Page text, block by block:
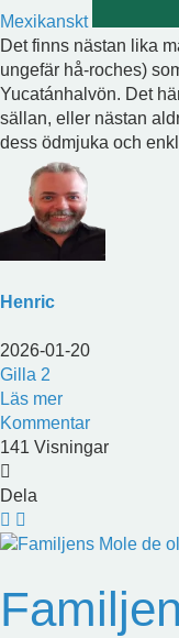
Mexikanskt
Det finns nästan lika
ungefär hå-roches)
Yucatánhalvön. Det
sällan, eller nästan
dess ödmjuka och
Henric
2026-01-20
Gilla 2
Läs mer
Kommentar
141 Visningar
Dela